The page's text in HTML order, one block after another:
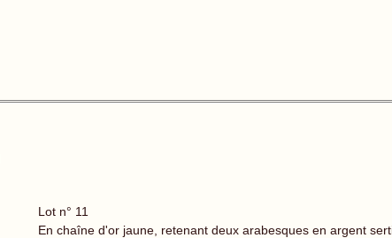
Lot n° 11
En chaîne d'or jaune, retenant deux arabesques en argent